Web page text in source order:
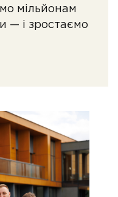
мільйонам
— і зростаємо